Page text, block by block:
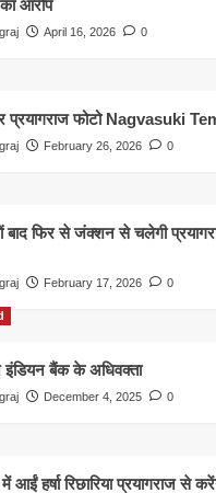
आरोप
April 16, 2026 0
प्रयागराज फोटो Nagvasuki
February 26, 2026 0
बाद फिर से जंक्शन से चलेगी
February 17, 2026 0
इंडियन बैंक के अधिवक्ता
December 4, 2025 0
आईं हर्षा रिछारिया प्रयागराज से